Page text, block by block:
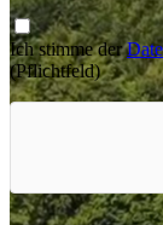
Ich stimme der
(Pflichtfeld)